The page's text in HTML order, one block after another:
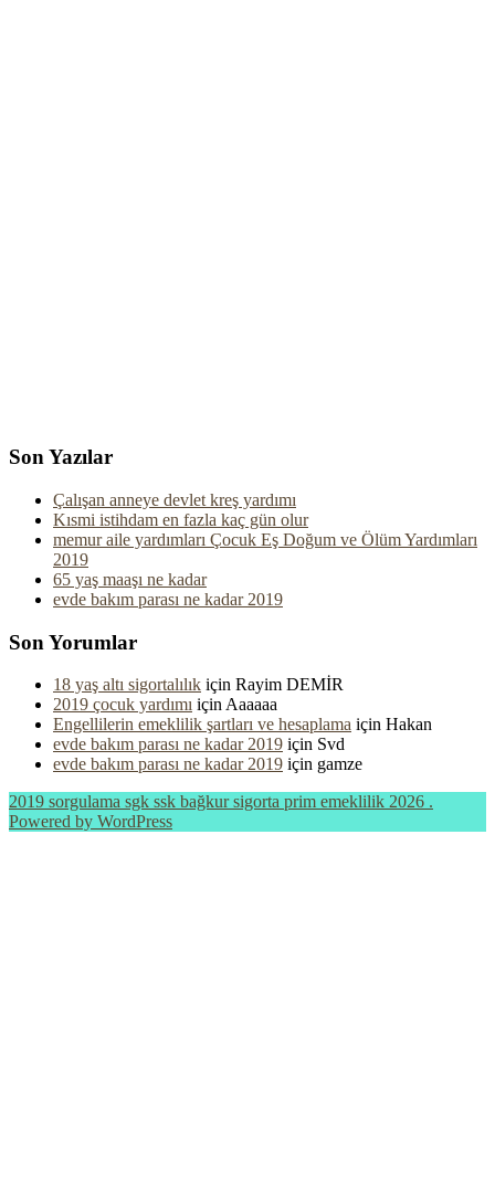
Son Yazılar
Çalışan anneye devlet kreş yardımı
Kısmi istihdam en fazla kaç gün olur
memur aile yardımları Çocuk Eş Doğum ve Ölüm Yardımları
2019
65 yaş maaşı ne kadar
evde bakım parası ne kadar 2019
Son Yorumlar
18 yaş altı sigortalılık için Rayim DEMİR
2019 çocuk yardımı için Aaaaaa
Engellilerin emeklilik şartları ve hesaplama için Hakan
evde bakım parası ne kadar 2019 için Svd
evde bakım parası ne kadar 2019 için gamze
2019 sorgulama sgk ssk bağkur sigorta prim emeklilik 2026 .
Powered by WordPress